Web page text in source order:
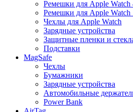
Ремешки для Apple Watch
Ремешки для Apple Watch
Чехлы для Apple Watch
Зарядные устройства
Защитные пленки и
Подставки
MagSafe
Чехлы
Бумажники
Зарядные устройства
Автомобильные
Power Bank